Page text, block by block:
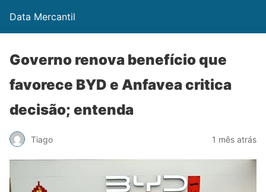
Data Mercantil
Governo renova benefício que
favorece BYD e Anfavea critica
decisão; entenda
Tiago 1 mês atrás